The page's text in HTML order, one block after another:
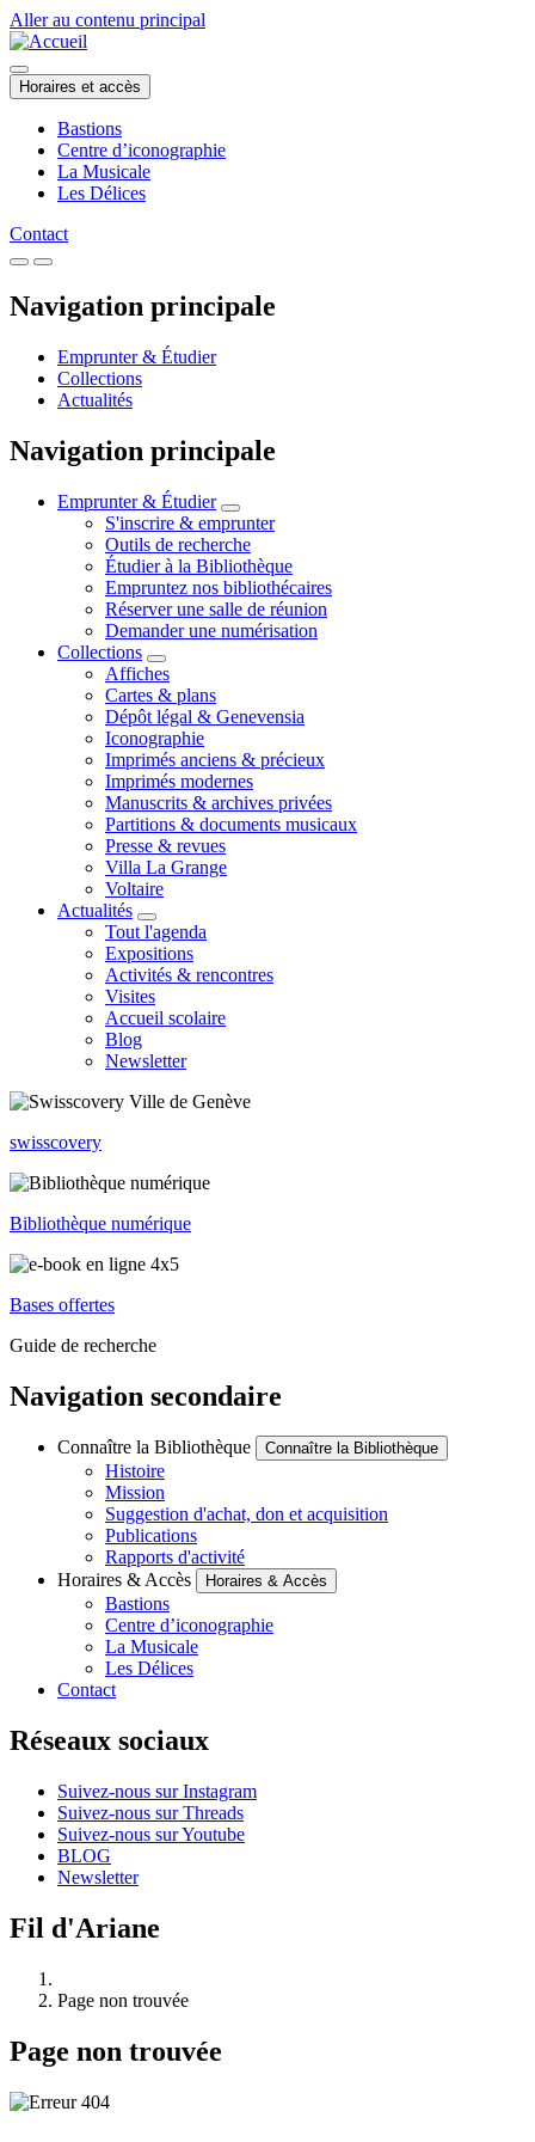
Aller au contenu principal
Horaires et accès
Bastions
Centre d’iconographie
La Musicale
Les Délices
Contact
Navigation principale
Emprunter & Étudier
Collections
Actualités
Navigation principale
Emprunter & Étudier
S'inscrire & emprunter
Outils de recherche
Étudier à la Bibliothèque
Empruntez nos bibliothécaires
Réserver une salle de réunion
Demander une numérisation
Collections
Affiches
Cartes & plans
Dépôt légal & Genevensia
Iconographie
Imprimés anciens & précieux
Imprimés modernes
Manuscrits & archives privées
Partitions & documents musicaux
Presse & revues
Villa La Grange
Voltaire
Actualités
Tout l'agenda
Expositions
Activités & rencontres
Visites
Accueil scolaire
Blog
Newsletter
swisscovery
Bibliothèque numérique
Bases offertes
Guide de recherche
Navigation secondaire
Connaître la Bibliothèque Connaître la Bibliothèque
Histoire
Mission
Suggestion d'achat, don et acquisition
Publications
Rapports d'activité
Horaires & Accès
Horaires & Accès
Bastions
Centre d’iconographie
La Musicale
Les Délices
Contact
Réseaux sociaux
Suivez-nous sur Instagram
Suivez-nous sur Threads
Suivez-nous sur Youtube
BLOG
Newsletter
Fil d'Ariane
Page non trouvée
Page non trouvée